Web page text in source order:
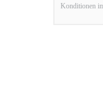
Konditionen